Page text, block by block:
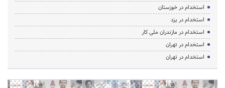
استخدام در خوزستان
استخدام در یزد
استخدام در مازندران ملی کار
استخدام در تهران
استخدام در تهران